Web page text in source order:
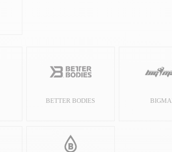
BETTER BODIES